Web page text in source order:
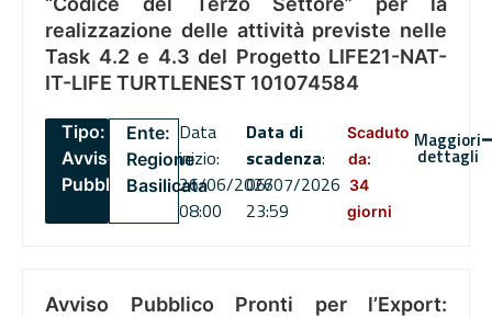
realizzazione delle attività previste nelle
Task 4.2 e 4.3 del Progetto LIFE21-NAT-
IT-LIFE TURTLENEST 101074584
Tipo:
Avviso
Pubblico
Ente:
Regione
Basilicata
Data
inizio:
26/06/2026
08:00
Data di
scadenza:
06/07/2026
23:59
Scaduto
da:
34
giorni
Maggiori
dettagli
Avviso Pubblico Pronti per l’Export: